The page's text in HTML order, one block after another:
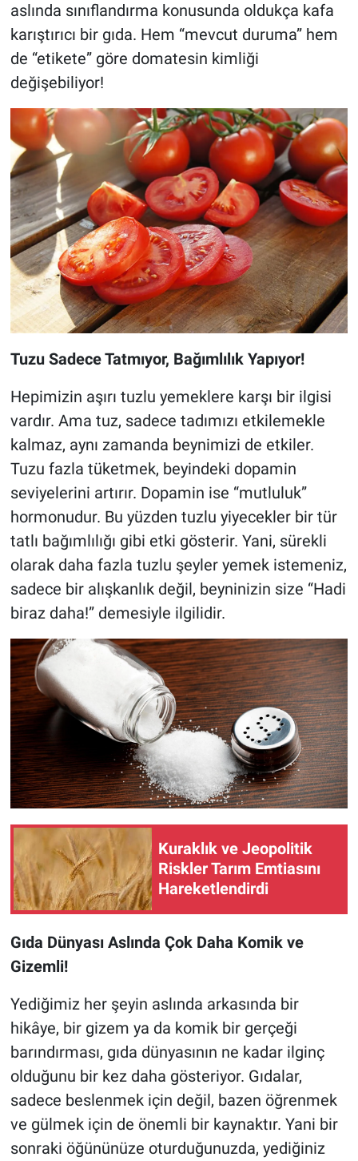
aslında sınıflandırma konusunda oldukça kafa
karıştırıcı bir gıda. Hem “mevcut duruma” hem
de “etikete” göre domatesin kimliği
değişebiliyor!
Tuzu Sadece Tatmıyor, Bağımlılık Yapıyor!
Hepimizin aşırı tuzlu yemeklere karşı bir ilgisi
vardır. Ama tuz, sadece tadımızı etkilemekle
kalmaz, aynı zamanda beynimizi de etkiler.
Tuzu fazla tüketmek, beyindeki dopamin
seviyelerini artırır. Dopamin ise “mutluluk”
hormonudur. Bu yüzden tuzlu yiyecekler bir tür
tatlı bağımlılığı gibi etki gösterir. Yani, sürekli
olarak daha fazla tuzlu şeyler yemek istemeniz,
sadece bir alışkanlık değil, beyninizin size “Hadi
biraz daha!” demesiyle ilgilidir.
Kuraklık ve Jeopolitik
Riskler Tarım Emtiasını
Hareketlendirdi
Gıda Dünyası Aslında Çok Daha Komik ve
Gizemli!
Yediğimiz her şeyin aslında arkasında bir
hikâye, bir gizem ya da komik bir gerçeği
barındırması, gıda dünyasının ne kadar ilginç
olduğunu bir kez daha gösteriyor. Gıdalar,
sadece beslenmek için değil, bazen öğrenmek
ve gülmek için de önemli bir kaynaktır. Yani bir
sonraki öğününüze oturduğunuzda, yediğiniz